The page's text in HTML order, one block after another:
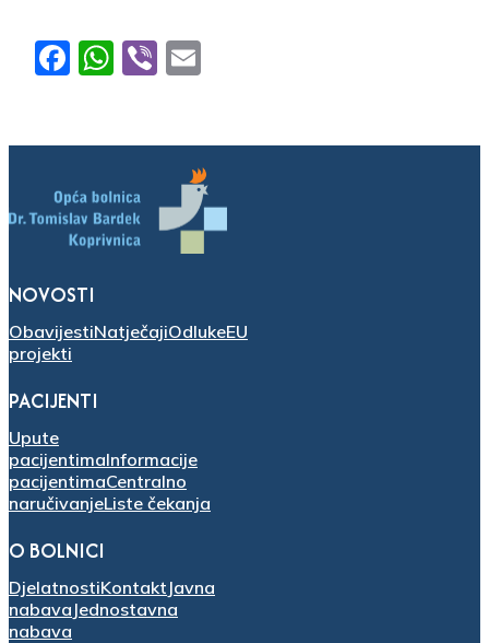
Facebook
WhatsApp
Viber
NOVOSTI
ObavijestiNatječajiOdlukeEU
projekti
PACIJENTI
Upute
pacijentimaInformacije
pacijentimaCentralno
naručivanjeListe čekanja
O BOLNICI
DjelatnostiKontakt Javna
nabava Jednostavna
nabava